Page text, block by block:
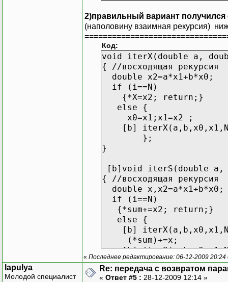
2)правильный вариант
(наполовину взаимная рекурсия)
Код:
void iterX(double a,
{ //восходящая рекурсия
double x2=a*x1+b*x0;
if (i==N)
{*X=x2; return;}
else {
x0=x1;x1=x2 ;
[b]
};
}
[b]void iterS(double a,
{ //восходящая рекурсия
double x,x2=a*x1+b*x0;
if (i==N)
{*sum+=x2; return;}
else {
[b]
(*sum)+=x;
[b]
};
}
« Последнее редактирование: 06-12-2009
lapulya
Молодой специалист
Re: передача с возвратом
« Ответ #5 : 28-12-2009 12:14 »